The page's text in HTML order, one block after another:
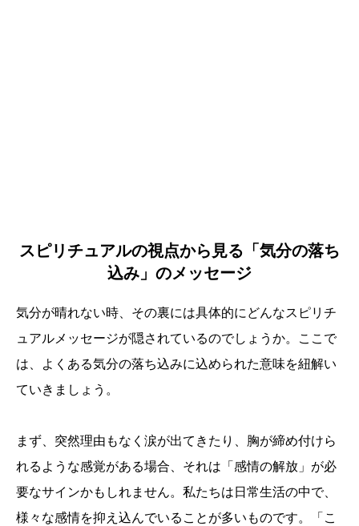
スピリチュアルの視点から見る「気分の落ち
込み」のメッセージ
気分が晴れない時、その裏には具体的にどんなスピリチ
ュアルメッセージが隠されているのでしょうか。ここで
は、よくある気分の落ち込みに込められた意味を紐解い
ていきましょう。
まず、突然理由もなく涙が出てきたり、胸が締め付けら
れるような感覚がある場合、それは「感情の解放」が必
要なサインかもしれません。私たちは日常生活の中で、
様々な感情を抑え込んでいることが多いものです。「こ